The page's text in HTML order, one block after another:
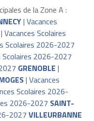
de la Zone A :
| Vacances
| Vacances Scolaires
Scolaires 2026-2027
Scolaires 2026-2027
GRENOBLE |
| Vacances
Scolaires 2026-
2026-2027 SAINT-
2027 VILLEURBANNE